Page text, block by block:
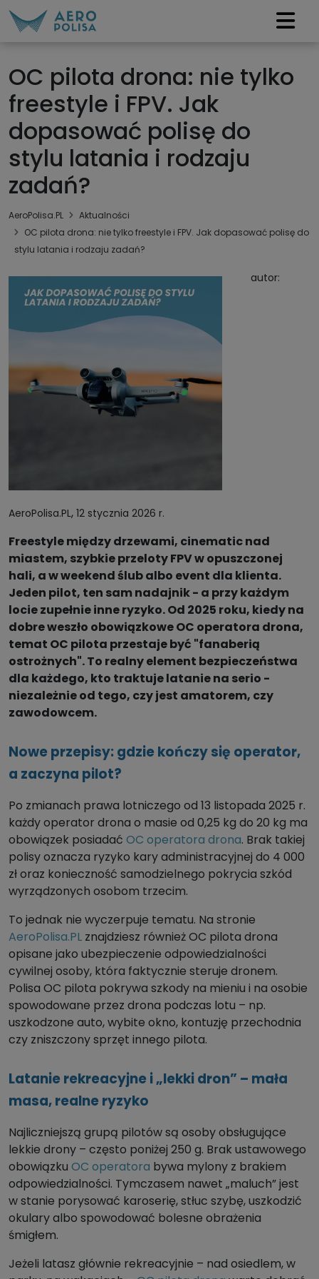
OC pilota drona: nie tylko
freestyle i FPV. Jak
dopasować polisę do
stylu latania i rodzaju
zadań?
AeroPolisa.PL
Aktualności
OC pilota drona: nie tylko freestyle i FPV. Jak dopasować polisę do
stylu latania i rodzaju zadań?
autor:
AeroPolisa.PL, 12 stycznia 2026 r.
Freestyle między drzewami, cinematic nad
miastem, szybkie przeloty FPV w opuszczonej
hali, a w weekend ślub albo event dla klienta.
Jeden pilot, ten sam nadajnik - a przy każdym
locie zupełnie inne ryzyko. Od 2025 roku, kiedy na
dobre weszło obowiązkowe OC operatora drona,
temat OC pilota przestaje być "fanaberią
ostrożnych". To realny element bezpieczeństwa
dla każdego, kto traktuje latanie na serio -
niezależnie od tego, czy jest amatorem, czy
zawodowcem.
Nowe przepisy: gdzie kończy się operator,
a zaczyna pilot?
Po zmianach prawa lotniczego od 13 listopada 2025 r.
każdy operator drona o masie od 0,25 kg do 20 kg ma
obowiązek posiadać OC operatora drona. Brak takiej
polisy oznacza ryzyko kary administracyjnej do 4 000
zł oraz konieczność samodzielnego pokrycia szkód
wyrządzonych osobom trzecim.
To jednak nie wyczerpuje tematu. Na stronie
AeroPolisa.PL znajdziesz również OC pilota drona
opisane jako ubezpieczenie odpowiedzialności
cywilnej osoby, która faktycznie steruje dronem.
Polisa OC pilota pokrywa szkody na mieniu i na osobie
spowodowane przez drona podczas lotu – np.
uszkodzone auto, wybite okno, kontuzję przechodnia
czy zniszczony sprzęt innego pilota.
Latanie rekreacyjne i „lekki dron” – mała
masa, realne ryzyko
Najliczniejszą grupą pilotów są osoby obsługujące
lekkie drony – często poniżej 250 g. Brak ustawowego
obowiązku OC operatora bywa mylony z brakiem
odpowiedzialności. Tymczasem nawet „maluch” jest
w stanie porysować karoserię, stłuc szybę, uszkodzić
okulary albo spowodować bolesne obrażenia
śmigłem.
Jeżeli latasz głównie rekreacyjnie – nad osiedlem, w